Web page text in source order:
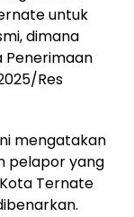
untuk
dimana
Penerimaan
Res
mengatakan
pelapor yang
Ternate